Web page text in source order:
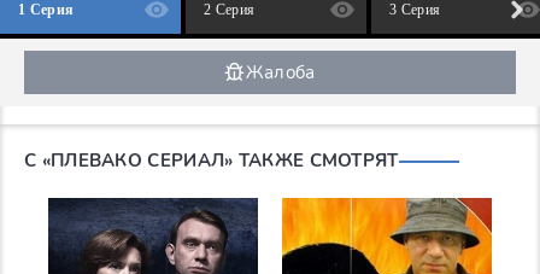
1 Серия 2 Серия 3 Серия
Жалоба
С «ПЛЕВАКО СЕРИАЛ» ТАКЖЕ СМОТРЯТ